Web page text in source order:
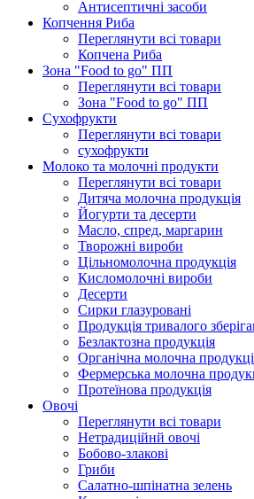
Антисептичні засоби
Копчення Риба
Переглянути всі товари
Копчена Риба
Зона "Food to go" ПП
Переглянути всі товари
Зона "Food to go" ПП
Сухофрукти
Переглянути всі товари
сухофрукти
Молоко та молочні продукти
Переглянути всі товари
Дитяча молочна продукція
Йогурти та десерти
Масло, спред, маргарин
Творожні вироби
Цільномолочна продукція
Кисломолочні вироби
Десерти
Сирки глазуровані
Продукція тривалого
Безлактозна продукція
Органічна молочна
Фермерська молочна
Протеїнова продукція
Овочі
Переглянути всі товари
Нетрадиційнй овочі
Бобово-злакові
Гриби
Салатно-шпінатна зелень